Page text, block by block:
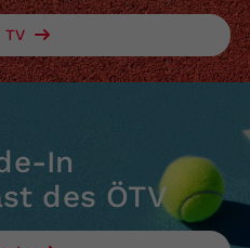
TV
In
des ÖTV